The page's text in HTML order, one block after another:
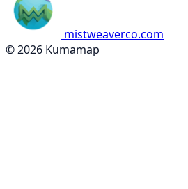
mistweaverco.com
© 2026 Kumamap